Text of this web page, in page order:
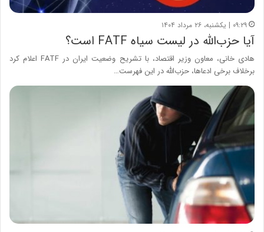
۰۹:۲۹ | یکشنبه، ۲۶ مرداد ۱۴۰۴
آیا حزب‌الله در لیست سیاه FATF است؟
هادی خانی، معاون وزیر اقتصاد، با تشریح وضعیت ایران در FATF اعلام کرد
برخلاف برخی ادعاها، حزب‌الله در این فهرست…